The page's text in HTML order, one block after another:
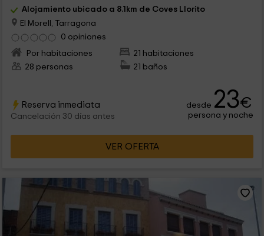
Alojamiento ubicado a 8.1km de Coves Llorito
El Morell, Tarragona
0 opiniones
Por habitaciones
21 habitaciones
28 personas
21 baños
Reserva inmediata
Cancelación 30 días antes
desde 23€
persona y noche
VER OFERTA